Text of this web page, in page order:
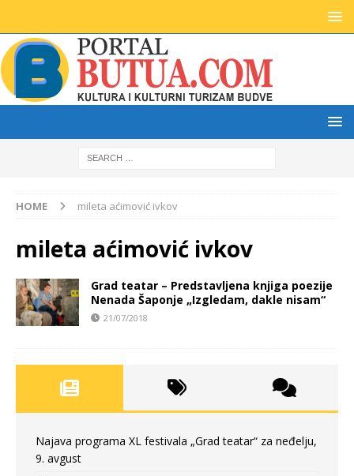
HOME mileta aćimović ivkov
mileta aćimović ivkov
Grad teatar – Predstavljena knjiga poezije
Nenada Šaponje „Izgledam, dakle nisam“
21/07/2018
Najava programa XL festivala „Grad teatar“ za neđelju,
9. avgust